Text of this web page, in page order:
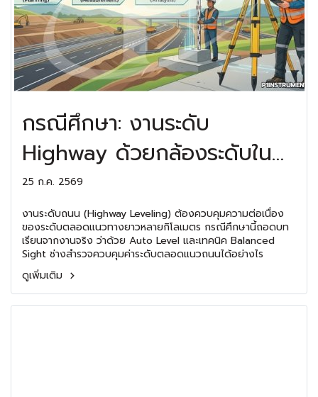
กรณีศึกษา: งานระดับ
Highway ด้วยกล้องระดับใน
โครงการถนน
25 ก.ค. 2569
งานระดับถนน (Highway Leveling) ต้องควบคุมความต่อเนื่อง
ของระดับตลอดแนวทางยาวหลายกิโลเมตร กรณีศึกษานี้ถอดบท
เรียนจากงานจริง ว่าด้วย Auto Level และเทคนิค Balanced
Sight ช่างสำรวจควบคุมค่าระดับตลอดแนวถนนได้อย่างไร
ดูเพิ่มเติม